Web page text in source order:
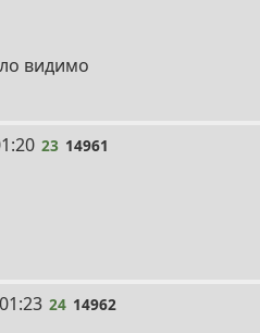
видимо
23 14961
24 14962